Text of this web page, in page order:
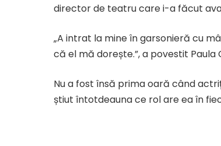
director de teatru care i-a făcut
„A intrat la mine în garsonieră cu
că el mă dorește.”, a povestit Paula
Nu a fost însă prima oară când
știut întotdeauna ce rol are ea în